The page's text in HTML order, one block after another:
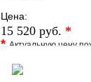
Цена:
15 520 руб. *
*Актуальную цену
В избранное